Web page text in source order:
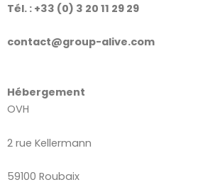
Tél. : +33 (0) 3 20 11 29 29
contact@group-alive.com
Hébergement
OVH
2 rue Kellermann
59100 Roubaix